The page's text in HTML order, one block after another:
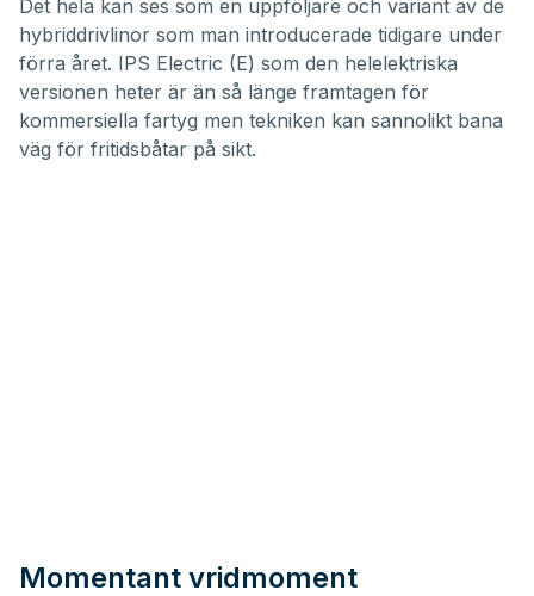
Det hela kan ses som en uppföljare och variant av de
hybriddrivlinor som man introducerade tidigare under
förra året. IPS Electric (E) som den helelektriska
versionen heter är än så länge framtagen för
kommersiella fartyg men tekniken kan sannolikt bana
väg för fritidsbåtar på sikt.
Momentant vridmoment